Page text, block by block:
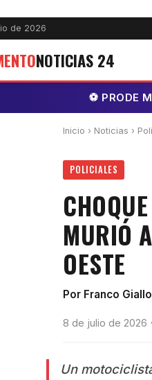
de 2026
NOTICIAS 24
⚽ PRODE
Inicio › Noticias ›
POLICIALES
MURIÓ
OESTE
Por Franco Giallo
8 de julio de 2026
Un